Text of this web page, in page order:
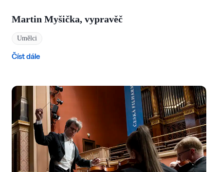
Martin Myšička, vypravěč
Umělci
Číst dále